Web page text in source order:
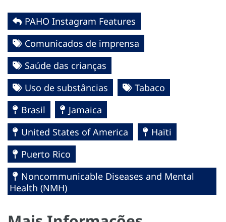
PAHO Instagram Features
Comunicados de imprensa
Saúde das crianças
Uso de substâncias
Tabaco
Brasil
Jamaica
United States of America
Haïti
Puerto Rico
Noncommunicable Diseases and Mental
Health (NMH)